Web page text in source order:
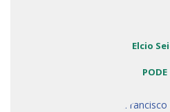
Elcio
PODE